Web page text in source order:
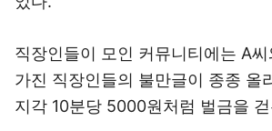
직장인들이 모인 커뮤니티에는 A
가진 직장인들의 불만글이 종종 올
지각 10분당 5000원처럼 벌금을